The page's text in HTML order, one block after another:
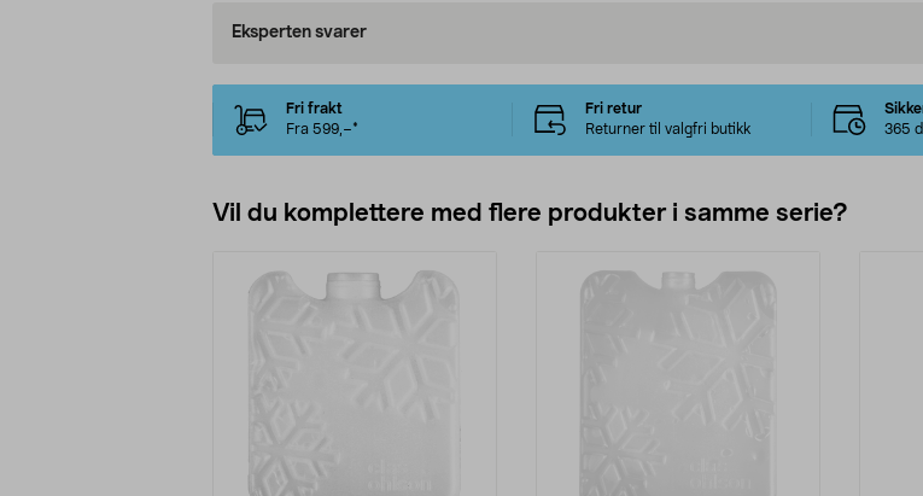
Eksperten svarer
Fri frakt
Fra 599,–*
Fri retur
Returner til valgfri butikk
365
Vil du komplettere med flere produkter i samme serie?